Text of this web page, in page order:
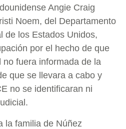
Angie Craig
Noem, del Departamento
de los Estados Unidos,
por el hecho de que
no fuera informada de la
que se llevara a cabo y
no se identificaran ni
la familia de Núñez